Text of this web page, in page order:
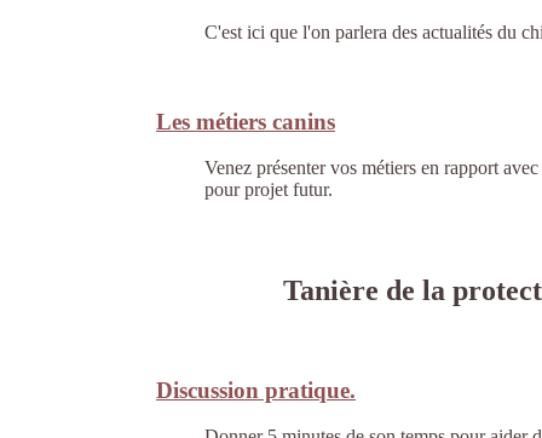
C'est ici que l'on parlera des actualités du
Les métiers canins
Venez présenter vos métiers en rapport
pour projet futur.
Tanière de la
Discussion pratique.